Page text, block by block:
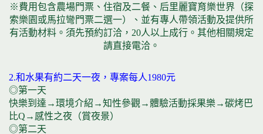
※費用包含農場門票、住宿及二餐、后里麗寶育樂世界（探
索樂園或馬拉彎門票二選一）、並有專人帶領活動及提供所
有活動材料。須先預約訂洽，20人以上成行。其他相關規定
請直接電洽。
2.和水果有約二天一夜，專案每人1980元
◎第一天
快樂到達→環境介紹→知性參觀→體驗活動採果樂→碳烤巴
比Q→感性之夜（賞夜景）
◎第二天